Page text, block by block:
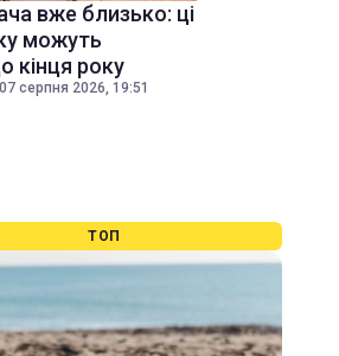
вже близько: ці
можуть
кінця року
07 серпня 2026, 19:51
ТОП